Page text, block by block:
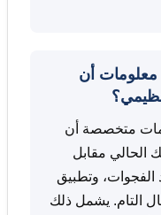
أن
متخصصة أن
الحالي مقابل
الفجوات، وتطبيق
التام. يشمل ذلك